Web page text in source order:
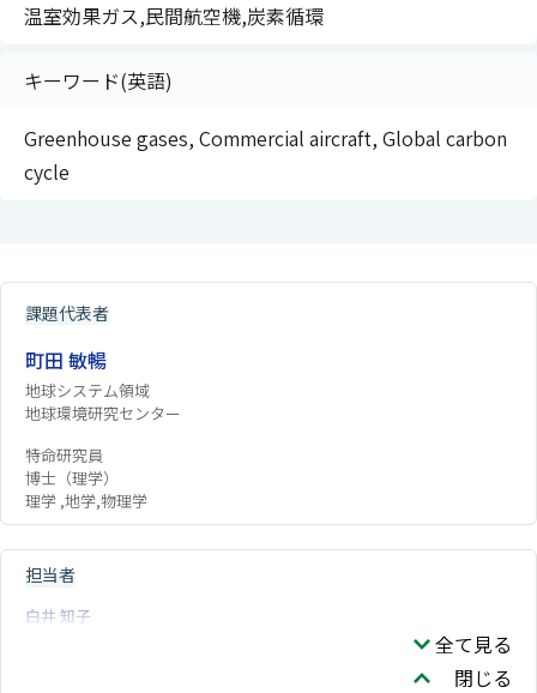
温室効果ガス,民間航空機,炭素循環
キーワード(英語)
Greenhouse gases, Commercial aircraft, Global carbon
cycle
課題代表者
町田 敏暢
地球システム領域
地球環境研究センター
特命研究員
博士（理学）
理学 ,地学,物理学
担当者
白井 知子
全て見る
閉じる